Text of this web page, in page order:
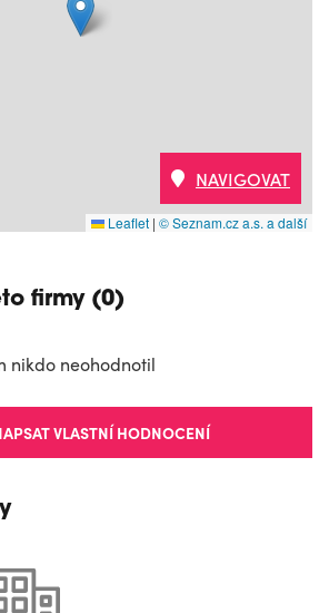
Leaflet | © Seznam.cz a.s. a další
NAVIGOVAT
firmy (0)
nikdo neohodnotil
VLASTNÍ HODNOCENÍ